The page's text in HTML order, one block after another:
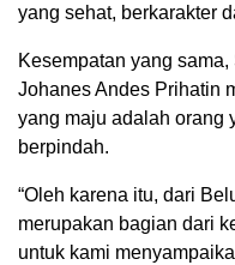
yang sehat, berkarakter
Kesempatan yang
Johanes Andes Prihatin
yang maju adalah orang
berpindah.
“Oleh karena itu, dari
merupakan bagian dari
untuk kami